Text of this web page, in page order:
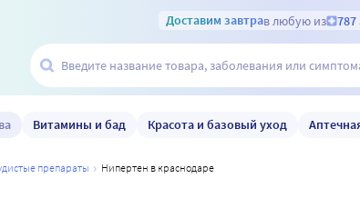
Доставим завтрав любую из 787
Витамины и бад Красота и базовый уход
препараты нипертен в краснодаре